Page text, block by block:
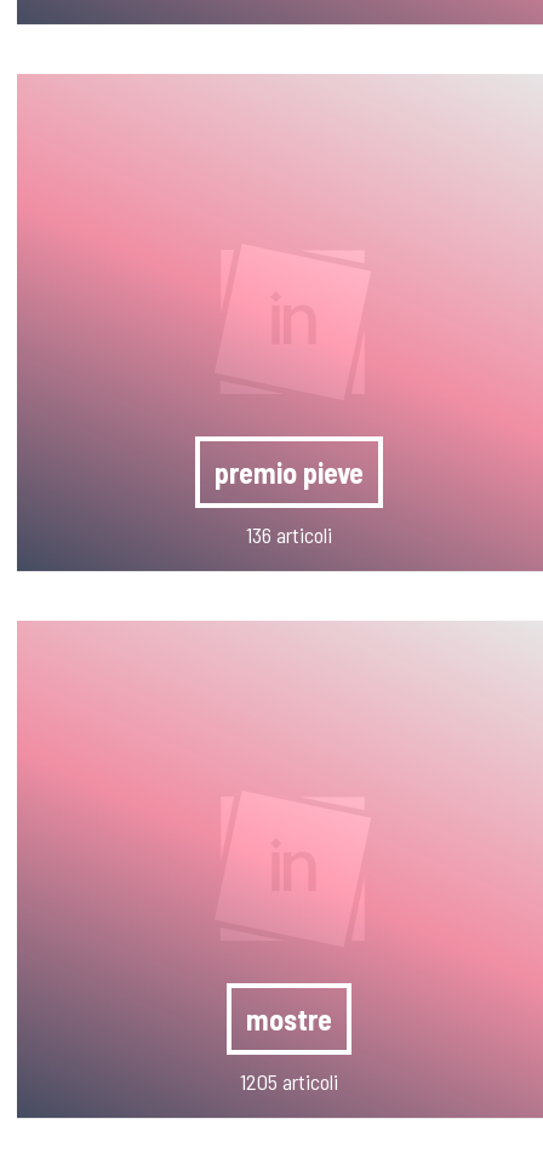
premio pieve
136 articoli
mostre
1205 articoli